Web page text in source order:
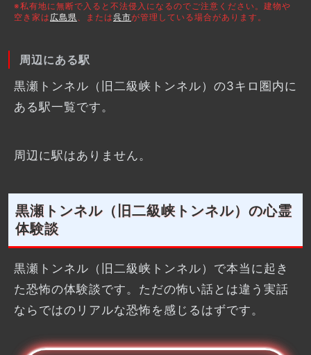
※私有地に無断で入ると不法侵入になるのでご注意ください。建物や
空き家は 広島県、または呉市が管理している場合があります。
周辺にある駅
黒瀬トンネル（旧二級峡トンネル）の3キロ圏内に
ある駅一覧です。
周辺に駅はありません。
黒瀬トンネル（旧二級峡トンネル）の心霊
体験談
黒瀬トンネル（旧二級峡トンネル）で本当に起き
た恐怖の体験談です。ただの怖い話とは違う実話
ならではのリアルな恐怖を感じるはずです。